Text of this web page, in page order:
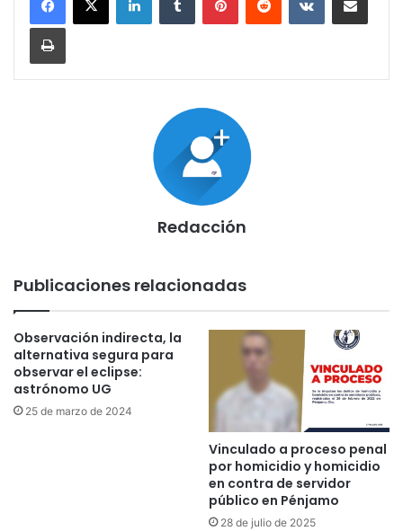
Imprimir
Redacción
Publicaciones relacionadas
Observación indirecta, la
alternativa segura para
observar el eclipse:
astrónomo UG
25 de marzo de 2024
Vinculado a proceso penal
por homicidio y homicidio
en contra de servidor
público en Pénjamo
28 de julio de 2025